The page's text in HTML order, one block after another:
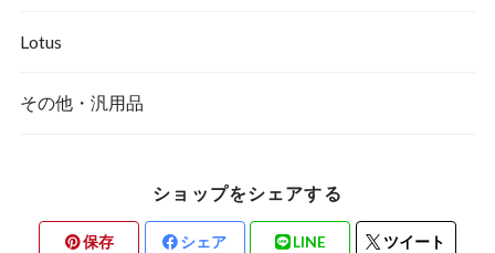
Lotus
その他・汎用品
ショップをシェアする
保存 シェア LINE ツイート